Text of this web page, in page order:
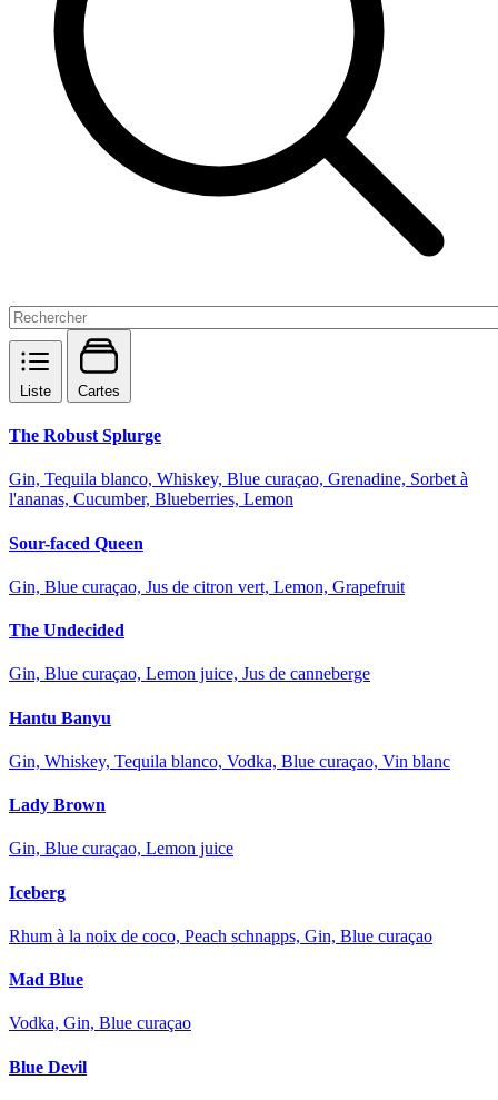
Liste Cartes
The Robust Splurge
Gin, Tequila blanco, Whiskey, Blue curaçao, Grenadine, Sorbet à
l'ananas, Cucumber, Blueberries, Lemon
Sour-faced Queen
Gin, Blue curaçao, Jus de citron vert, Lemon, Grapefruit
The Undecided
Gin, Blue curaçao, Lemon juice, Jus de canneberge
Hantu Banyu
Gin, Whiskey, Tequila blanco, Vodka, Blue curaçao, Vin blanc
Lady Brown
Gin, Blue curaçao, Lemon juice
Iceberg
Rhum à la noix de coco, Peach schnapps, Gin, Blue curaçao
Mad Blue
Vodka, Gin, Blue curaçao
Blue Devil